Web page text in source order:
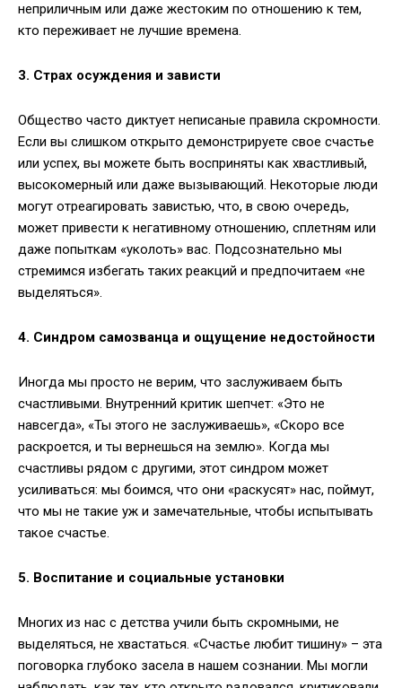
неприличным или даже жестоким по отношению к тем,
кто переживает не лучшие времена.
3. Страх осуждения и зависти
Общество часто диктует неписаные правила скромности.
Если вы слишком открыто демонстрируете свое счастье
или успех, вы можете быть восприняты как хвастливый,
высокомерный или даже вызывающий. Некоторые люди
могут отреагировать завистью, что, в свою очередь,
может привести к негативному отношению, сплетням или
даже попыткам «уколоть» вас. Подсознательно мы
стремимся избегать таких реакций и предпочитаем «не
выделяться».
4. Синдром самозванца и ощущение недостойности
Иногда мы просто не верим, что заслуживаем быть
счастливыми. Внутренний критик шепчет: «Это не
навсегда», «Ты этого не заслуживаешь», «Скоро все
раскроется, и ты вернешься на землю». Когда мы
счастливы рядом с другими, этот синдром может
усиливаться: мы боимся, что они «раскусят» нас, поймут,
что мы не такие уж и замечательные, чтобы испытывать
такое счастье.
5. Воспитание и социальные установки
Многих из нас с детства учили быть скромными, не
выделяться, не хвастаться. «Счастье любит тишину» – эта
поговорка глубоко засела в нашем сознании. Мы могли